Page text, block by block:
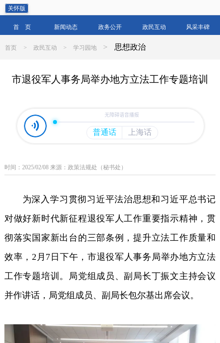
关怀版
首 页 新闻动态 政务公开 政民互动 风采丰碑
首页 > 政民互动 > 学习园地 > 思想政治
市退役军人事务局举办地方立法工作专题培训
时间：2025/02/08 来源：政策法规处（秘书处）
为深入学习贯彻习近平法治思想和习近平总书记
对做好新时代新征程退役军人工作重要指示精神，贯
彻落实国家新出台的三部条例，提升立法工作质量和
效率，2月7日下午，市退役军人事务局举办地方立法
工作专题培训。局党组成员、副局长丁振文主持会议
并作讲话，局党组成员、副局长包尔基出席会议。